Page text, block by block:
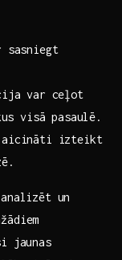
sasniegt
var ceļot
visā pasaulē.
izteikt
un
jaunas